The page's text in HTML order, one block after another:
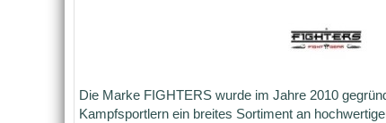
Die Marke FIGHTERS wurde im Jahre 2010
Kampfsportlern ein breites Sortiment an